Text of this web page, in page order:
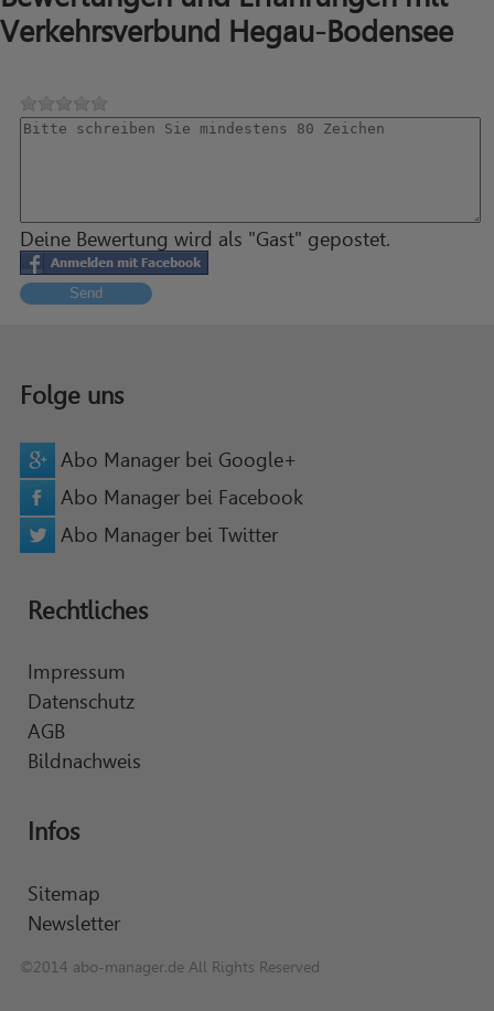
Verkehrsverbund Hegau-Bodensee
Deine Bewertung wird als "Gast" gepostet.
Send
Folge uns
Abo Manager bei Google+
Abo Manager bei Facebook
Abo Manager bei Twitter
Rechtliches
Impressum
Datenschutz
AGB
Bildnachweis
Infos
Sitemap
Newsletter
©2014 abo-manager.de All Rights Reserved